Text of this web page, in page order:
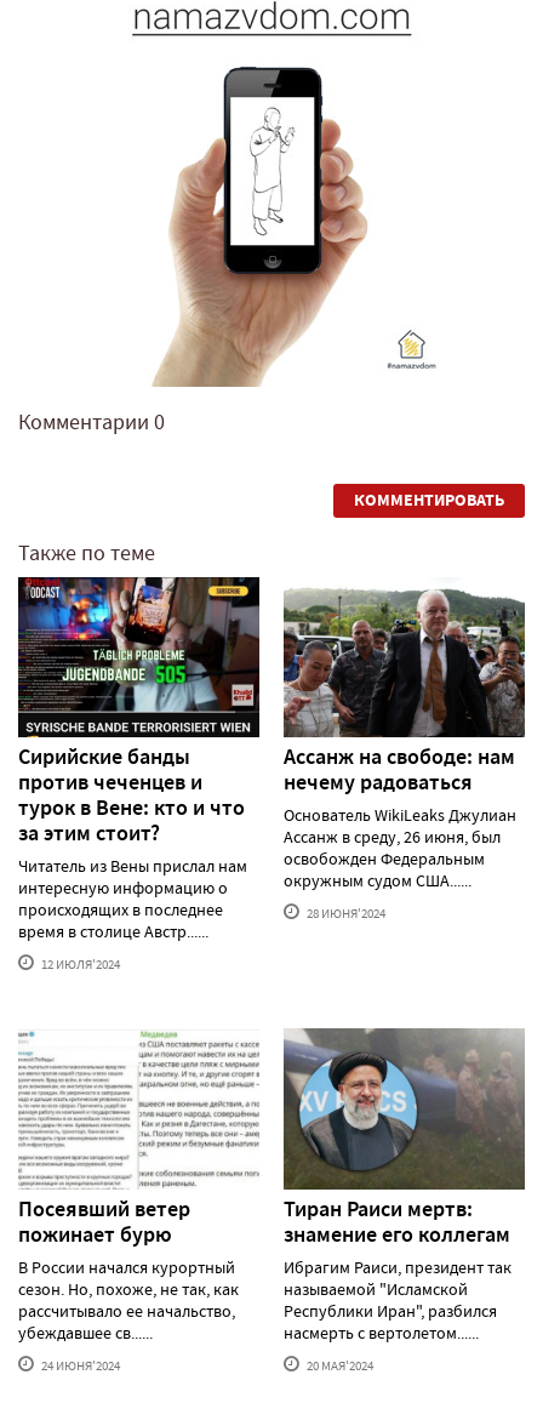
Комментарии 0
КОММЕНТИРОВАТЬ
Также по теме
Сирийские банды
против чеченцев и
турок в Вене: кто и что
за этим стоит?
Читатель из Вены прислал нам
интересную информацию о
происходящих в последнее
время в столице Австр......
12 ИЮЛЯ'2024
Ассанж на свободе: нам
нечему радоваться
Основатель WikiLeaks Джулиан
Ассанж в среду, 26 июня, был
освобожден Федеральным
окружным судом США......
28 ИЮНЯ'2024
Посеявший ветер
пожинает бурю
В России начался курортный
сезон. Но, похоже, не так, как
рассчитывало ее начальство,
убеждавшее св......
24 ИЮНЯ'2024
Тиран Раиси мертв:
знамение его коллегам
Ибрагим Раиси, президент так
называемой "Исламской
Республики Иран", разбился
насмерть с вертолетом......
20 МАЯ'2024